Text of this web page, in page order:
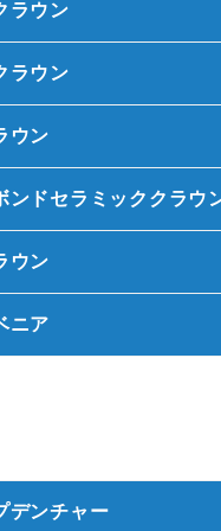
ラウン
ラウン
ウン
ンドセラミッククラウ
ウン
ニア
デンチャー